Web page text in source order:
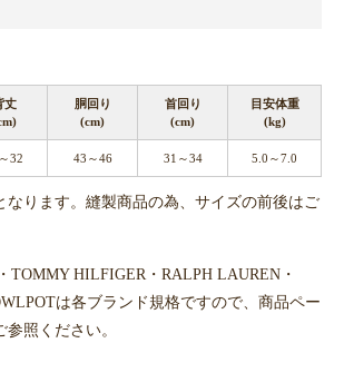
丈
胴回り
(cm)
首回り
(cm)
目安体重
(kg)
32 43～46 31～34 5.0～7.0
なります。縫製商品の為、サイズの前後はご
TOMMY HILFIGER・RALPH LAUREN・
は各ブランド規格ですので、商品ペー
照ください。